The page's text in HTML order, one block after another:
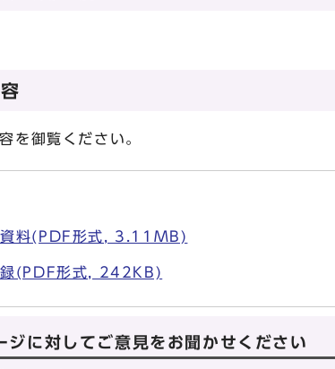
を御覧ください。
資料(PDF形式, 3.11MB)
(PDF形式, 242KB)
ジに対してご意見をお聞かせください